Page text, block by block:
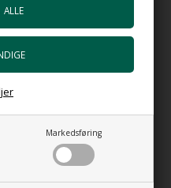
Markedsføring
Flow i i forkrommet